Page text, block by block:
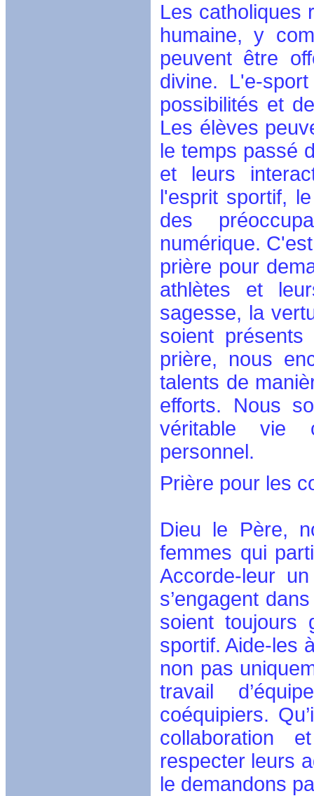
Les catholiques
humaine, y
peuvent être
divine. L'e-
possibilités et
Les élèves
le temps passé
et leurs
l'esprit sportif,
des
numérique.
prière pour
athlètes et
sagesse, la
soient
prière, nous
talents de
efforts. Nous
véritable vie
personnel.
Prière pour les
Dieu le Père,
femmes qui
Accorde-leur
s’engagent
soient toujours
sportif. Aide-les
non pas
travail
coéquipiers.
collaboration
respecter leurs
le demandons